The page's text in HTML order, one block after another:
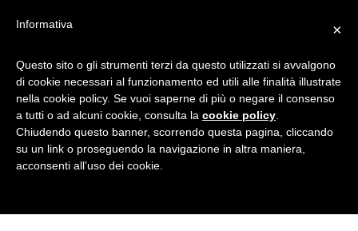
ALL’ARIA APERTA PER
STIMOLARE
L’IMMAGINAZIONE E
REALIZZARE GIOCHI
CREATIVI.
×
Informativa
Questo sito o gli strumenti terzi da questo utilizzati si avvalgono
di cookie necessari al funzionamento ed utili alle finalità illustrate
nella cookie policy. Se vuoi saperne di più o negare il consenso
a tutti o ad alcuni cookie, consulta la cookie policy
Chiudendo questo banner, scorrendo questa pagina, cliccando
su un link o proseguendo la navigazione in altra maniera,
acconsenti all’uso dei cookie.